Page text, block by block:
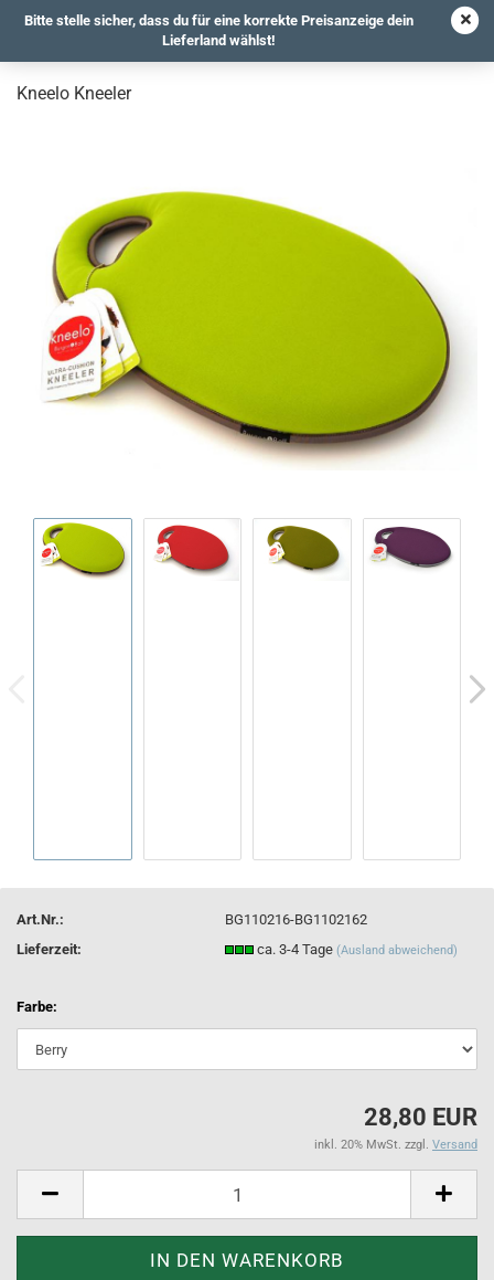
Bitte stelle sicher, dass du für eine korrekte Preisanzeige dein
Lieferland wählst!
Kneelo Kneeler
Art.Nr.:
BG110216-BG1102162
Lieferzeit:
ca. 3-4 Tage(Ausland abweichend)
Farbe:
28,80 EUR
inkl. 20% MwSt. zzgl. Versand